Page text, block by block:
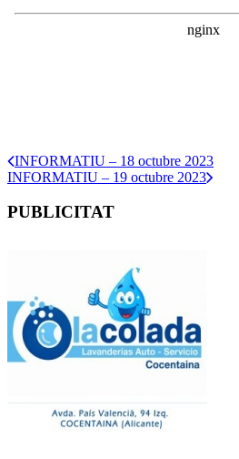
INFORMATIU – 18 octubre 2023
INFORMATIU – 19 octubre 2023
PUBLICITAT